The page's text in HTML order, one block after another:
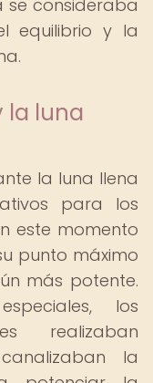
se consideraba
equilibrio y la
la luna
la luna llena
para los
este momento
punto máximo
más potente.
los
realizaban
la